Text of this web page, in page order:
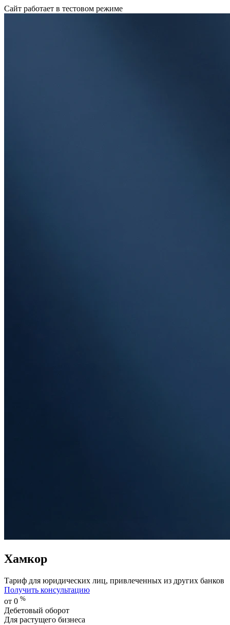
Сайт работает в тестовом режиме
Хамкор
Тариф для юридических лиц, привлеченных из других банков
Получить консультацию
от 0 %
Дебетовый оборот
Для растущего бизнеса